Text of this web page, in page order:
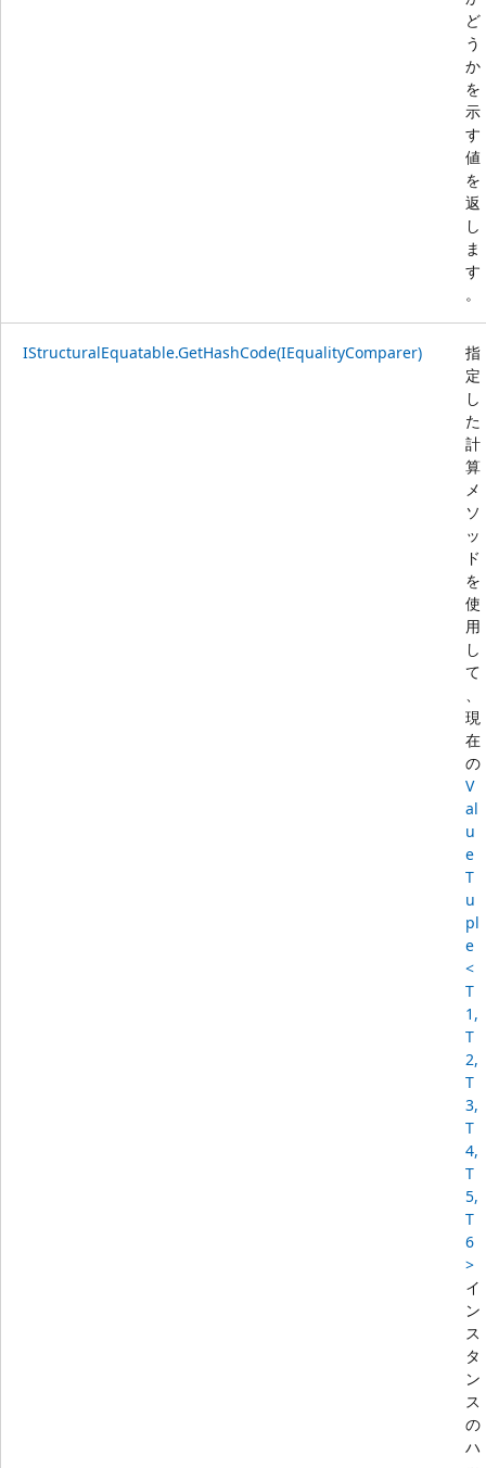
ど
う
か
を
示
す
値
を
返
し
ま
す
。
IStructuralEquatable.GetHashCode(IEqualityComparer)
指
定
し
た
計
算
メ
ソ
ッ
ド
を
使
用
し
て
現
在
の
V
al
u
e
T
u
pl
e
<
T
1,
T
2,
T
3,
T
4,
T
5,
T
6
>
イ
ン
ス
タ
ン
ス
の
ハ